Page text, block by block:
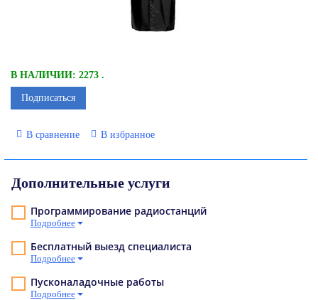
В НАЛИЧИИ: 2273 .
Подписаться
В сравнение В избранное
Дополнительные услуги
Программирование радиостанций
Подробнее
Бесплатный выезд специалиста
Подробнее
Пусконаладочные работы
Подробнее